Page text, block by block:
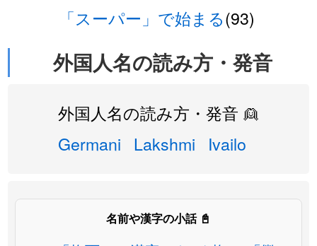
「スーパー」で始まる(93)
外国人名の読み方・発音
外国人名の読み方・発音 👱
Germani Lakshmi Ivailo
名前や漢字の小話 📓